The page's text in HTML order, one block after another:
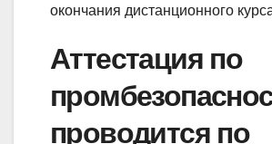
окончания дистанционного
Аттестация по
проводится по